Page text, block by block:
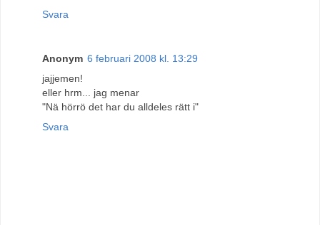
Svara
Anonym 6 februari 2008 kl. 13:29
jajjemen!
eller hrm... jag menar
"Nä hörrö det har du alldeles rätt i"
Svara